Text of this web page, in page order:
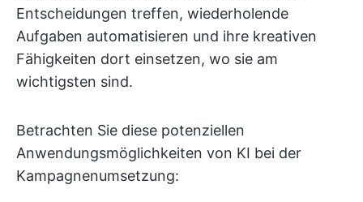
Entscheidungen treffen, wiederholende
Aufgaben automatisieren und ihre kreativen
Fähigkeiten dort einsetzen, wo sie am
wichtigsten sind.
Betrachten Sie diese potenziellen
Anwendungsmöglichkeiten von KI bei der
Kampagnenumsetzung: